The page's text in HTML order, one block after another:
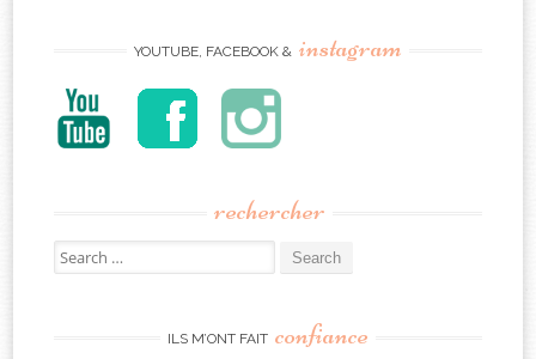
YOUTUBE, FACEBOOK & instagram
rechercher
Search
for:
ILS M’ONT FAIT confiance